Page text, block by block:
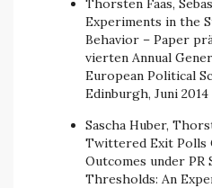
Thorsten Faas,
Experiments in the
Behavior – Paper
vierten Annual
European Political
Edinburgh, Juni 2014
Sascha Huber,
Twittered Exit Polls
Outcomes under
Thresholds: An